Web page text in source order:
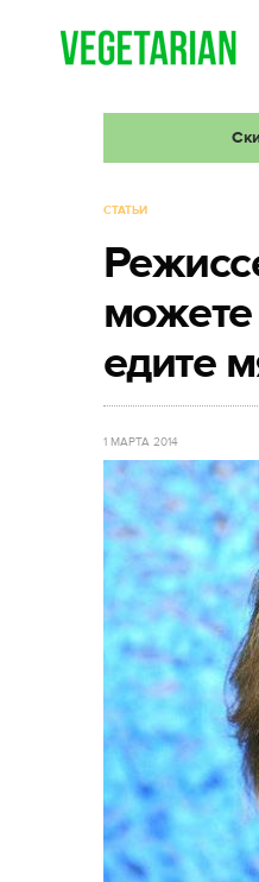
СТАТЬИ
едите
1 МАРТА 2014